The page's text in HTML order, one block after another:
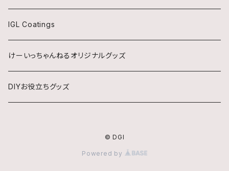
IGL Coatings
けーいっちゃんねるオリジナルグッズ
DIYお役立ちグッズ
© DGI
Powered by